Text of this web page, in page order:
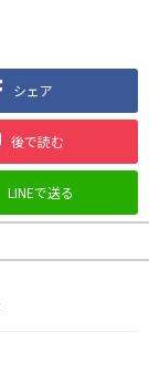
シェア
後で読む
LINEで送る